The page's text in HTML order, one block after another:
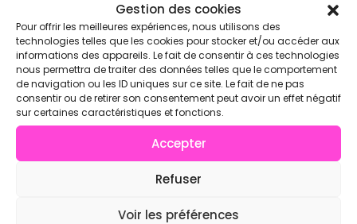
Gestion des cookies
Pour offrir les meilleures expériences, nous utilisons des
technologies telles que les cookies pour stocker et/ou accéder aux
informations des appareils. Le fait de consentir à ces technologies
nous permettra de traiter des données telles que le comportement
de navigation ou les ID uniques sur ce site. Le fait de ne pas
consentir ou de retirer son consentement peut avoir un effet négatif
sur certaines caractéristiques et fonctions.
Accepter
Refuser
Voir les préférences
0769305993
https://wod-open.com/
Instagram